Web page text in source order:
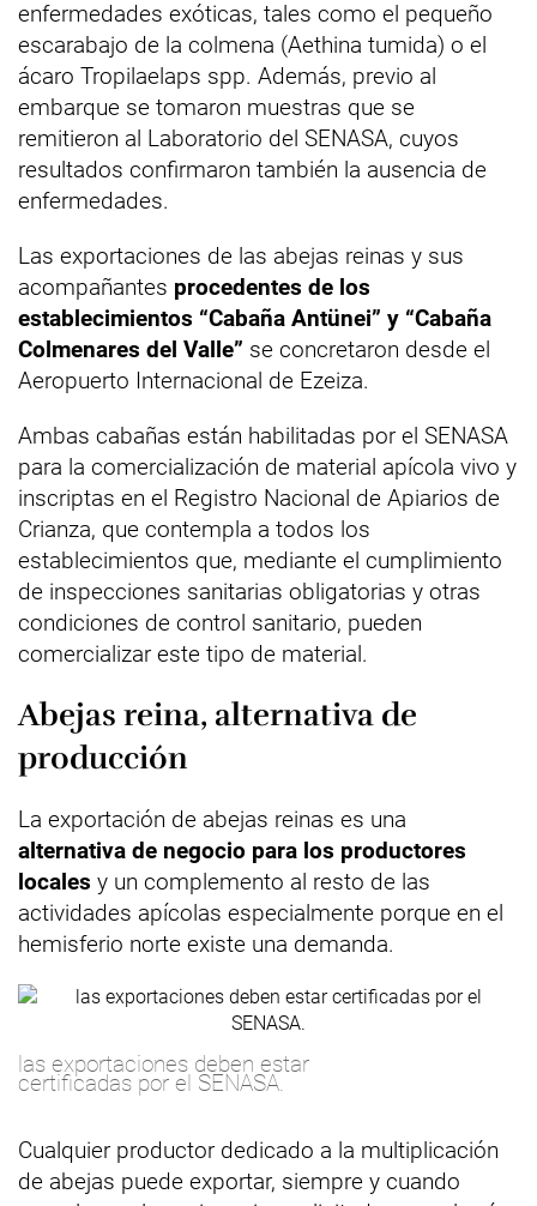
enfermedades exóticas, tales como el pequeño
escarabajo de la colmena (Aethina tumida) o el
ácaro Tropilaelaps spp. Además, previo al
embarque se tomaron muestras que se
remitieron al Laboratorio del SENASA, cuyos
resultados confirmaron también la ausencia de
enfermedades.
Las exportaciones de las abejas reinas y sus
acompañantes procedentes de los
establecimientos “Cabaña Antünei” y “Cabaña
Colmenares del Valle” se concretaron desde el
Aeropuerto Internacional de Ezeiza.
Ambas cabañas están habilitadas por el SENASA
para la comercialización de material apícola vivo y
inscriptas en el Registro Nacional de Apiarios de
Crianza, que contempla a todos los
establecimientos que, mediante el cumplimiento
de inspecciones sanitarias obligatorias y otras
condiciones de control sanitario, pueden
comercializar este tipo de material.
Abejas reina, alternativa de
producción
La exportación de abejas reinas es una
alternativa de negocio para los productores
locales y un complemento al resto de las
actividades apícolas especialmente porque en el
hemisferio norte existe una demanda.
las exportaciones deben estar
certificadas por el SENASA.
Cualquier productor dedicado a la multiplicación
de abejas puede exportar, siempre y cuando